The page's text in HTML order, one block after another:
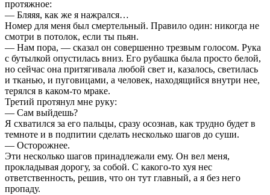
протяжное:
— Бляяя, как же я нажрался…
Номер для меня был смертельный. Правило один: никогда не
смотри в потолок, если ты пьян.
— Нам пора, — сказал он совершенно трезвым голосом. Рука
с бутылкой опустилась вниз. Его рубашка была просто белой,
но сейчас она притягивала любой свет и, казалось, светилась
и тканью, и пуговицами, а человек, находящийся внутри нее,
терялся в каком-то мраке.
Третий протянул мне руку:
— Сам выйдешь?
Я схватился за его пальцы, сразу осознав, как трудно будет в
темноте и в подпитии сделать несколько шагов до суши.
— Осторожнее.
Эти несколько шагов принадлежали ему. Он вел меня,
прокладывая дорогу, за собой. С какого-то хуя нес
ответственность, решив, что он тут главный, а я без него
пропаду.